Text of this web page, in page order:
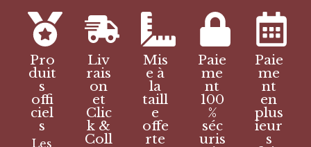
Pro
duit
s
offi
ciel
s
Les
Liv
rais
on
et
Clic
k &
Coll
Mis
e à
la
taill
e
offe
rte
Paie
me
nt
100
%
séc
uris
Paie
me
nt
en
plus
ieur
s